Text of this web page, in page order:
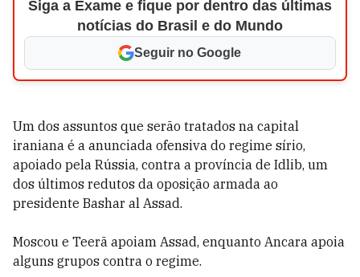
Siga a Exame e fique por dentro das últimas
notícias do Brasil e do Mundo
Seguir no Google
Um dos assuntos que serão tratados na capital
iraniana é a anunciada ofensiva do regime sírio,
apoiado pela Rússia, contra a província de Idlib, um
dos últimos redutos da oposição armada ao
presidente Bashar al Assad.
Moscou e Teerã apoiam Assad, enquanto Ancara apoia
alguns grupos contra o regime.